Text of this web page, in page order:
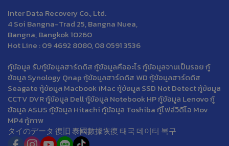
Inter Data Recovery Co., Ltd.
4 Soi Bangna-Trad 25, Bangna Nuea,
Bangna, Bangkok 10260
Hot Line : 09 4692 8080, 08 0591 3536
กู้ข้อมูล รับกู้ข้อมูลฮาร์ดดิส กู้ข้อมูลคืออะไร กู้ข้อมูลจานเป็นรอย กู้
ข้อมูล Synology Qnap กู้ข้อมูลฮาร์ดดิส WD กู้ข้อมูลฮาร์ดดิส
Seagate กู้ข้อมูล Macbook iMac กู้ข้อมูล SSD Not Detect กู้ข้อมูล
CCTV DVR กู้ข้อมูล Dell กู้ข้อมูล Notebook HP กู้ข้อมูล Lenovo กู้
ข้อมูล ASUS กู้ข้อมูล Hitachi กู้ข้อมูล Toshiba กู้ไฟล์วิดีโอ Mov
MP4 กู้ภาพ
タイのデータ 復旧 泰國數據恢復 태국 데이터 복구